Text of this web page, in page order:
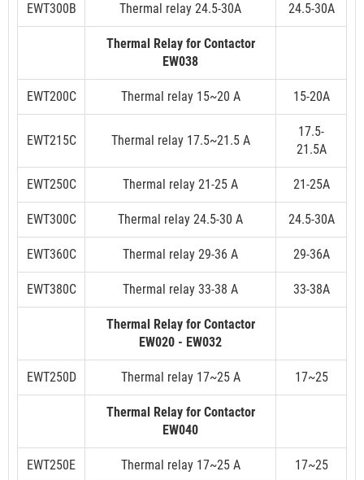
EWT300B Thermal relay 24.5-30A 24.5-30A
Thermal Relay for Contactor
EW038
EWT200C Thermal relay 15~20 A 15-20A
EWT215C Thermal relay 17.5~21.5 A
17.5-
21.5A
EWT250C Thermal relay 21-25 A 21-25A
EWT300C Thermal relay 24.5-30 A 24.5-30A
EWT360C Thermal relay 29-36 A 29-36A
EWT380C Thermal relay 33-38 A 33-38A
Thermal Relay for Contactor
EW020 - EW032
EWT250D Thermal relay 17~25 A 17~25
Thermal Relay for Contactor
EW040
EWT250E Thermal relay 17~25 A 17~25